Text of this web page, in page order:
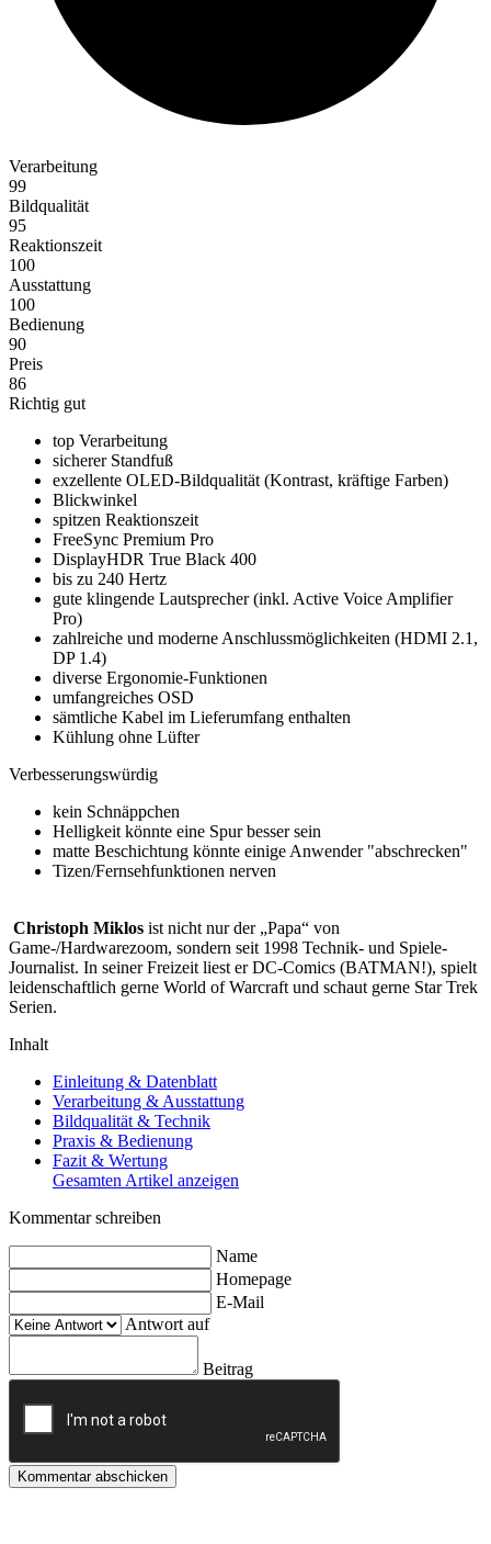
Verarbeitung
99
Bildqualität
95
Reaktionszeit
100
Ausstattung
100
Bedienung
90
Preis
86
Richtig gut
top Verarbeitung
sicherer Standfuß
exzellente OLED-Bildqualität (Kontrast, kräftige Farben)
Blickwinkel
spitzen Reaktionszeit
FreeSync Premium Pro
DisplayHDR True Black 400
bis zu 240 Hertz
gute klingende Lautsprecher (inkl. Active Voice Amplifier
Pro)
zahlreiche und moderne Anschlussmöglichkeiten (HDMI 2.1,
DP 1.4)
diverse Ergonomie-Funktionen
umfangreiches OSD
sämtliche Kabel im Lieferumfang enthalten
Kühlung ohne Lüfter
Verbesserungswürdig
kein Schnäppchen
Helligkeit könnte eine Spur besser sein
matte Beschichtung könnte einige Anwender "abschrecken"
Tizen/Fernsehfunktionen nerven
Christoph Miklos ist nicht nur der „Papa“ von
Game-/Hardwarezoom, sondern seit 1998 Technik- und Spiele-
Journalist. In seiner Freizeit liest er DC-Comics (BATMAN!), spielt
leidenschaftlich gerne World of Warcraft und schaut gerne Star Trek
Serien.
Inhalt
Einleitung & Datenblatt
Verarbeitung & Ausstattung
Bildqualität & Technik
Praxis & Bedienung
Fazit & Wertung
Gesamten Artikel anzeigen
Kommentar schreiben
Name
Homepage
E-Mail
Antwort auf
Beitrag
Kommentar abschicken